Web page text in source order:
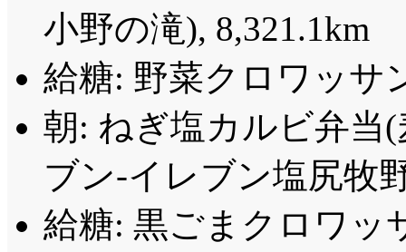
小野の滝), 8,321.1km
給糖: 野菜クロワッサ
朝: ねぎ塩カルビ弁当
ブン-イレブン塩尻牧
給糖: 黒ごまクロワッ